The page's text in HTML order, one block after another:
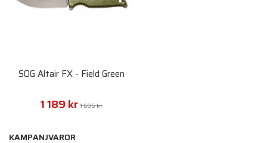
SOG Altair FX - Field Green
1 189 kr 1 695 kr
KAMPANJVAROR